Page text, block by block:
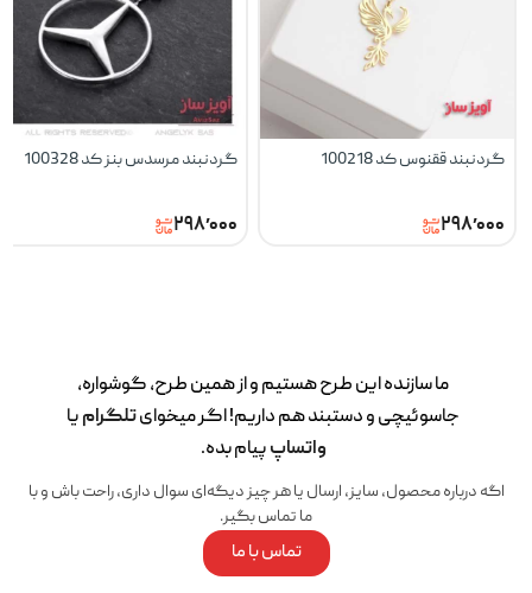
گردنبند ققنوس کد 100218
۲۹۸٬۰۰۰
گردنبند مرسدس بنز کد 100328
۲۹۸٬۰۰۰
ما سازنده این طرح‌ هستیم و از همین طرح، گوشواره،
جاسوئیچی و دستبند هم داریم! اگر میخوایتلگرامیا
واتساپپیام بده.
اگه درباره محصول، سایز، ارسال یا هر چیز دیگه‌ای سوال داری، راحت باش و با
ما تماس بگیر.
تماس با ما